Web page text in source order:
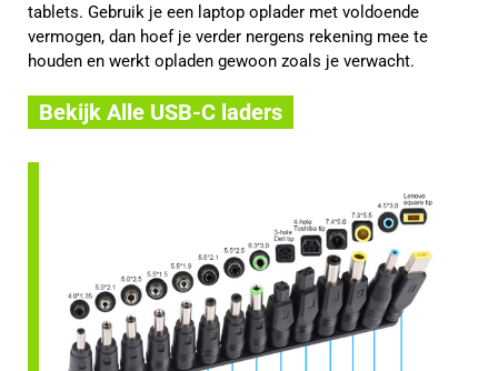
tablets. Gebruik je een laptop oplader met voldoende
vermogen, dan hoef je verder nergens rekening mee te
houden en werkt opladen gewoon zoals je verwacht.
Bekijk Alle USB-C laders